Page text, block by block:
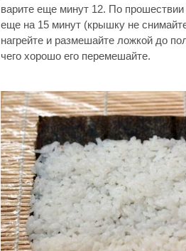
варите еще минут 12. По прошествии
еще на 15 минут (крышку не
нагрейте и размешайте ложкой до
чего хорошо его перемешайте.